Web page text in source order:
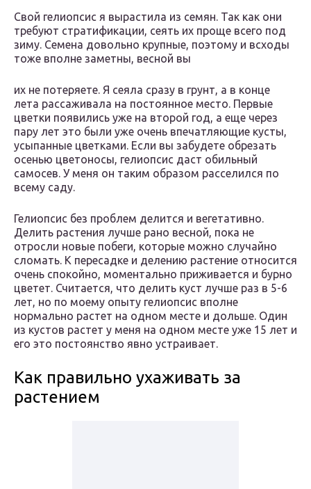
Свой гелиопсис я вырастила из семян. Так как они
требуют стратификации, сеять их проще всего под
зиму. Семена довольно крупные, поэтому и всходы
тоже вполне заметны, весной вы
их не потеряете. Я сеяла сразу в грунт, а в конце
лета рассаживала на постоянное место. Первые
цветки появились уже на второй год, а еще через
пару лет это были уже очень впечатляющие кусты,
усыпанные цветками. Если вы забудете обрезать
осенью цветоносы, гелиопсис даст обильный
самосев. У меня он таким образом расселился по
всему саду.
Гелиопсис без проблем делится и вегетативно.
Делить растения лучше рано весной, пока не
отросли новые побеги, которые можно случайно
сломать. К пересадке и делению растение относится
очень спокойно, моментально приживается и бурно
цветет. Считается, что делить куст лучше раз в 5-6
лет, но по моему опыту гелиопсис вполне
нормально растет на одном месте и дольше. Один
из кустов растет у меня на одном месте уже 15 лет и
его это постоянство явно устраивает.
Как правильно ухаживать за
растением